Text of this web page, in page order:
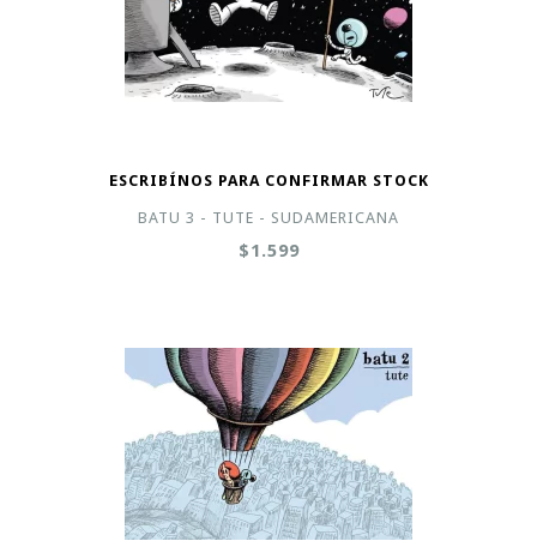
ESCRIBÍNOS PARA CONFIRMAR STOCK
BATU 3 - TUTE - SUDAMERICANA
$1.599